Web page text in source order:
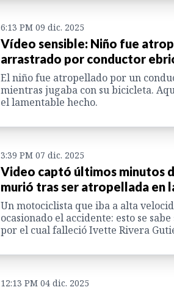
6:13 PM 09 dic. 2025
Vídeo sensible: Niño fue
arrastrado por conductor
El niño fue atropellado por un
mientras jugaba con su bicicleta.
el lamentable hecho.
3:39 PM 07 dic. 2025
Video captó últimos minutos
murió tras ser atropellada en
Un motociclista que iba a alta
ocasionado el accidente: esto se
por el cual falleció Ivette Rivera
12:13 PM 04 dic. 2025